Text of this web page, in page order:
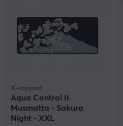
X-raypad
Aqua Control II
Musmatta - Sakura
Night - XXL